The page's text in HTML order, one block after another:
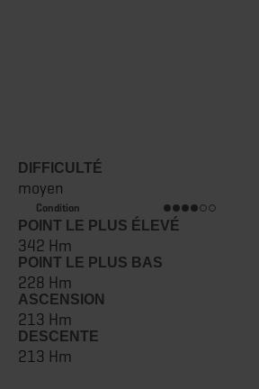
DIFFICULTÉ
moyen
Condition
POINT LE PLUS ÉLEVÉ
342 Hm
POINT LE PLUS BAS
228 Hm
ASCENSION
213 Hm
DESCENTE
213 Hm